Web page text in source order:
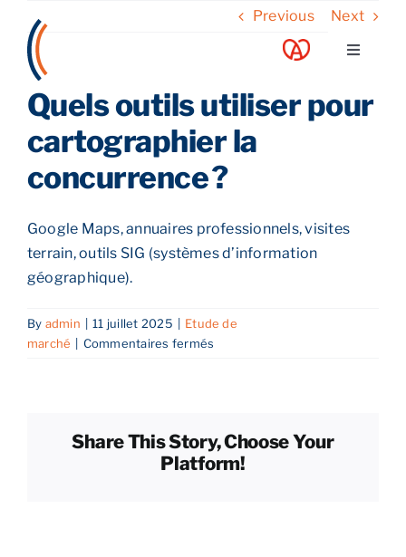
content
Toggle
A propos
Nos services
Blog
Nos offres
Reprendre son entreprise en 12 mois
Previous Next
Quels outils utiliser pour
cartographier la
concurrence ?
Google Maps, annuaires professionnels, visites
terrain, outils SIG (systèmes d’information
géographique).
By admin | 11 juillet 2025 | Etude de
marché | Commentaires fermés
cartographier
la
Share This Story, Choose Your
Platform!